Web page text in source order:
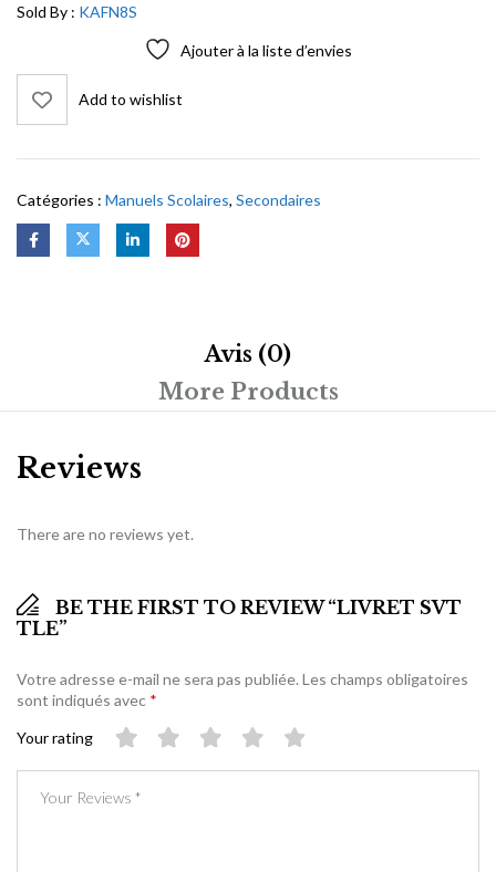
Sold By : KAFN8S
Ajouter à la liste d’envies
Add to wishlist
Catégories : Manuels Scolaires, Secondaires
Avis (0)
More Products
Reviews
There are no reviews yet.
BE THE FIRST TO REVIEW “LIVRET SVT
TLE”
Votre adresse e-mail ne sera pas publiée.Les champs obligatoires
sont indiqués avec *
Your rating